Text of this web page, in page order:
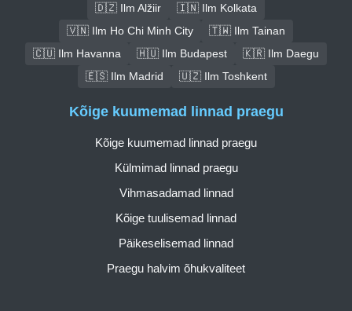
🇩🇿 Ilm Alžiir
🇮🇳 Ilm Kolkata
🇻🇳 Ilm Ho Chi Minh City
🇹🇼 Ilm Tainan
🇨🇺 Ilm Havanna
🇭🇺 Ilm Budapest
🇰🇷 Ilm Daegu
🇪🇸 Ilm Madrid
🇺🇿 Ilm Toshkent
Kõige kuumemad linnad praegu
Kõige kuumemad linnad praegu
Külmimad linnad praegu
Vihmasadamad linnad
Kõige tuulisemad linnad
Päikeselisemad linnad
Praegu halvim õhukvaliteet